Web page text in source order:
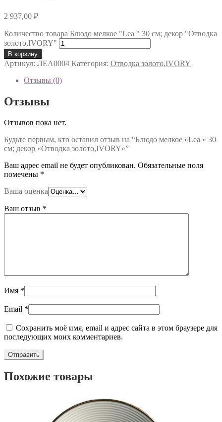
2 937,00 ₽
Количество товара Блюдо мелкое "Lea " 30 см; декор "Отводка
золото,IVORY"
В корзину
Артикул: ЛЕА0004 Категория: Отводка золото,IVORY
Отзывы (0)
Отзывы
Отзывов пока нет.
Будьте первым, кто оставил отзыв на “Блюдо мелкое «Lea » 30
см; декор «Отводка золото,IVORY»”
Ваш адрес email не будет опубликован. Обязательные поля
помечены *
Ваша оценка
Ваш отзыв *
Имя *
Email *
Сохранить моё имя, email и адрес сайта в этом браузере для
последующих моих комментариев.
Похожие товары